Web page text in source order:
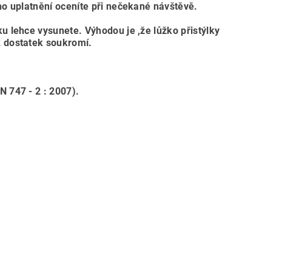
uplatnění oceníte při nečekané návštěvě.
lehce vysunete. Výhodou je ,že lůžko přistýlky
dostatek soukromí.
747 - 2 : 2007).